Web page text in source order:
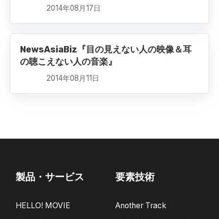
2014年08月17日
NewsAsiaBiz『目の見えない人の映像＆耳
の聴こえない人の音楽』
2014年08月11日
製品・サービス
HELLO! MOVIE
要素技術
Another Track